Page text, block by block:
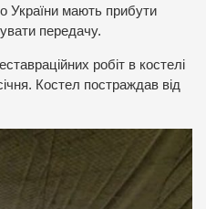
України мають прибути
передачу.
робіт в костелі
Костел постраждав від